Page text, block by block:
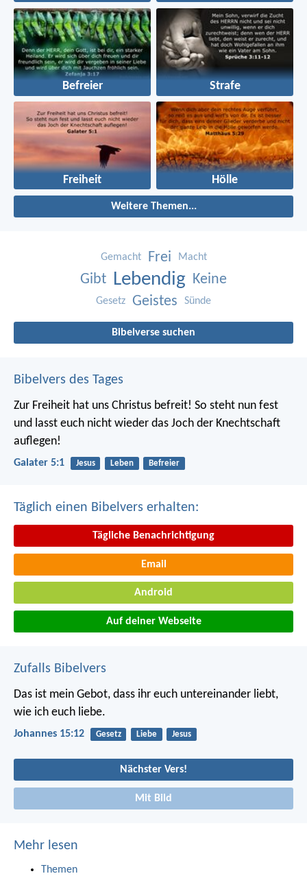
Befreier Strafe
Freiheit Hölle
Weitere Themen...
Gemacht Frei Macht
Gibt Lebendig Keine
Gesetz Geistes Sünde
Bibelverse suchen
Bibelvers des Tages
Zur Freiheit hat uns Christus befreit! So steht nun fest
und lasst euch nicht wieder das Joch der Knechtschaft
auflegen!
Galater 5:1 Jesus Leben Befreier
Täglich einen Bibelvers erhalten:
Tägliche Benachrichtigung
Email
Android
Auf deiner Webseite
Zufalls Bibelvers
Das ist mein Gebot, dass ihr euch untereinander liebt,
wie ich euch liebe.
Johannes 15:12 Gesetz Liebe Jesus
Nächster Vers!
Mit Bild
Mehr lesen
Themen